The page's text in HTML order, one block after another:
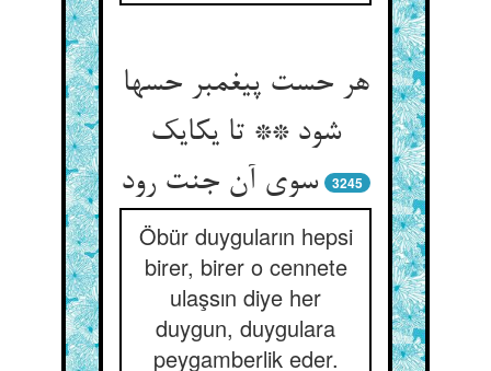
هر حست پیغمبر حسها
شود ** تا یکایک
سوی آن جنت رود
3245
Öbür duyguların hepsi
birer, birer o cennete
ulaşsın diye her
duygun, duygulara
peygamberlik eder.